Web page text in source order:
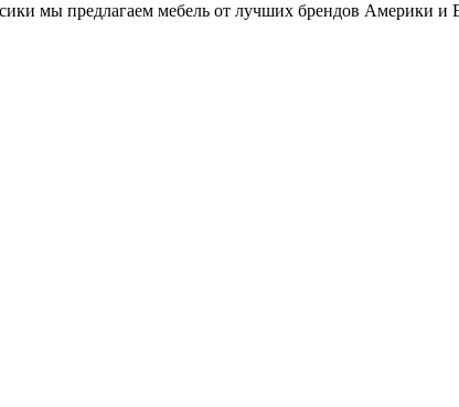
мы предлагаем мебель от лучших брендов Америки и